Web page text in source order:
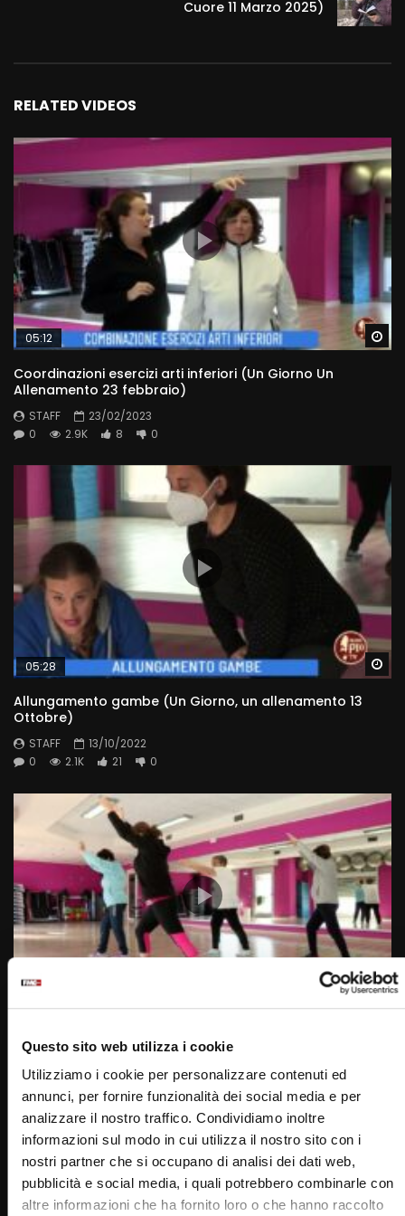
Questo sito web utilizza i cookie
Utilizziamo i cookie per personalizzare contenuti ed
annunci, per fornire funzionalità dei social media e per
analizzare il nostro traffico. Condividiamo inoltre
informazioni sul modo in cui utilizza il nostro sito con i
nostri partner che si occupano di analisi dei dati web,
pubblicità e social media, i quali potrebbero combinarle con
altre informazioni che ha fornito loro o che hanno raccolto
Cuore 11 Marzo 2025)
RELATED VIDEOS
05:12
Coordinazioni esercizi arti inferiori (Un Giorno Un
Allenamento 23 febbraio)
STAFF
23/02/2023
0
2.9K 8 0
05:28
Allungamento gambe (Un Giorno, un allenamento 13
Ottobre)
STAFF
13/10/2022
0
2.1K 21 0
STAFF
14/02/2023
0
2.1K 12 0